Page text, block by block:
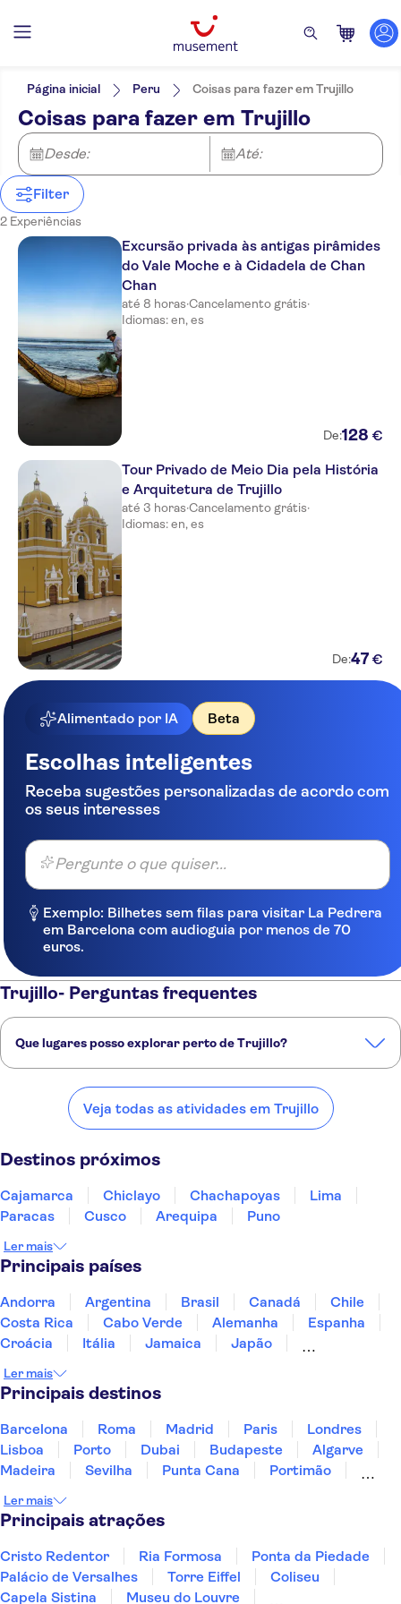
Filtros
NO-PICKUP
Opções de ingressos
Taxas de entrada incluídas
Tour guiado
Local touch
Tour privado
Voucher eletrônico
Cancelamento gratuito
Confirmação instantânea
Refeição incluída
Atrações e visitas guiadas
Idomas
Inglês
Página inicial Peru Coisas para fazer em Trujillo
Coisas para fazer em Trujillo
Desde: Até:
Filter
2 Experiências
Excursão privada às antigas pirâmides
do Vale Moche e à Cidadela de Chan
Chan
até 8 horas·Cancelamento grátis·
Idiomas: en, es
De:128 €
Tour Privado de Meio Dia pela História
e Arquitetura de Trujillo
até 3 horas·Cancelamento grátis·
Idiomas: en, es
De:47 €
Alimentado por IA Beta
Escolhas inteligentes
Receba sugestões personalizadas de acordo com
os seus interesses
Pergunte o que quiser...
Exemplo: Bilhetes sem filas para visitar La Pedrera
em Barcelona com audioguia por menos de 70
euros.
Trujillo- Perguntas frequentes
Que lugares posso explorar perto de Trujillo?
Chiclayo Paracas
Veja todas as atividades em Trujillo
Destinos próximos
Cajamarca Chiclayo Chachapoyas
Lima
Paracas
Cusco Arequipa Puno
Ler mais
Principais países
Andorra Argentina Brasil Canadá
Chile
Costa Rica
Cabo Verde Alemanha
Espanha
Croácia
Itália Jamaica
Japão
Portugal
Singapura
Ler mais
Principais destinos
Barcelona Roma Madrid Paris
Londres
Lisboa
Porto Dubai Budapeste
Algarve
Madeira
Sevilha Punta Cana
Portimão
Sesimbra
Ler mais
Principais atrações
Cristo Redentor Ria Formosa
Ponta da Piedade
Palácio de Versalhes
Torre Eiffel
Coliseu
Capela Sistina
Museu do Louvre